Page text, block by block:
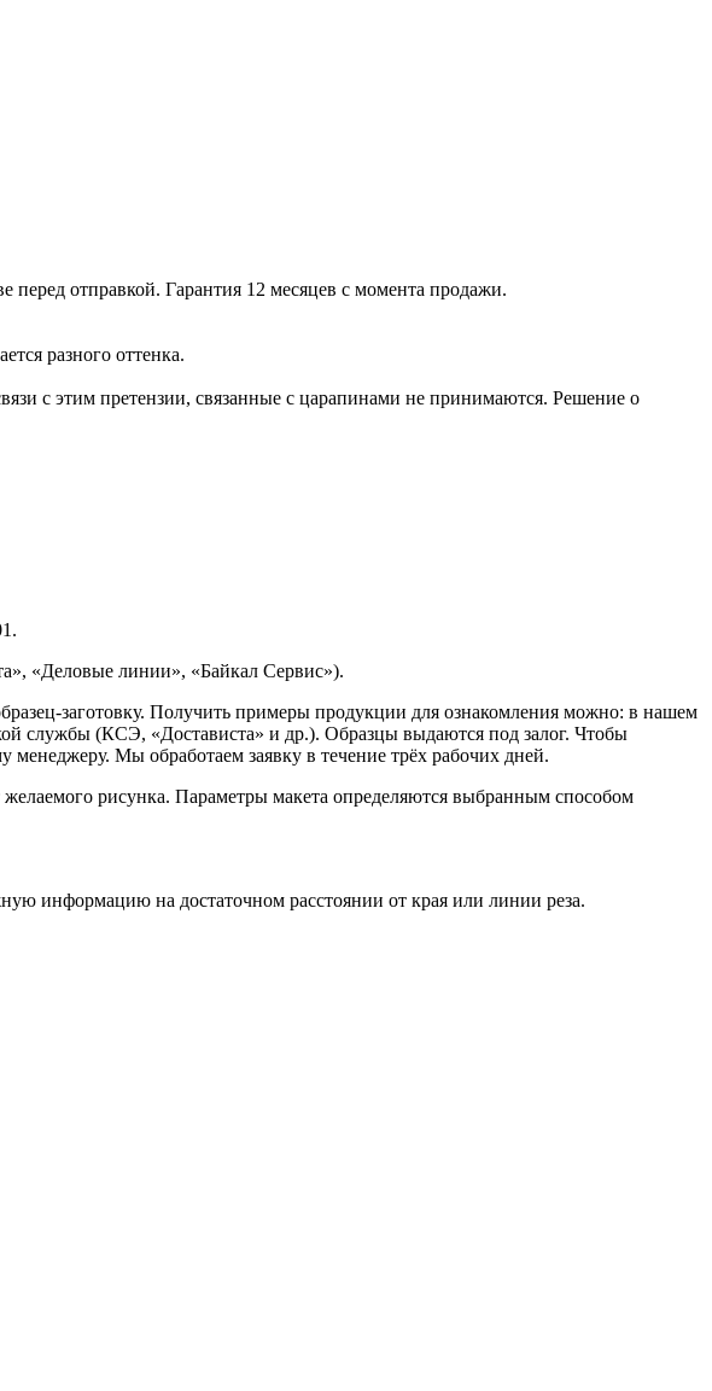
отправкой. Гарантия 12 месяцев с момента продажи.
разного оттенка.
с этим претензии, связанные с царапинами не принимаются. Решение о
«Деловые линии», «Байкал Сервис»).
заготовку. Получить примеры продукции для ознакомления можно: в нашем
службы (КСЭ, «Достависта» и др.). Образцы выдаются под залог. Чтобы
Мы обработаем заявку в течение трёх рабочих дней.
рисунка. Параметры макета определяются выбранным способом
информацию на достаточном расстоянии от края или линии реза.